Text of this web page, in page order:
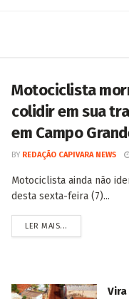
Motociclista
colidir em sua
em Campo
BY REDAÇÃO CAPIVARA NEWS
Motociclista ainda não
desta sexta-feira (7)...
LER MAIS...